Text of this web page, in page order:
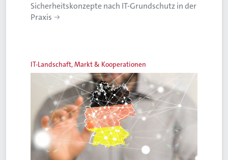
Sicherheitskonzepte nach IT-Grundschutz in der
Praxis
IT-Landschaft, Markt & Kooperationen